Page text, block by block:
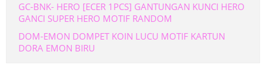
GC-BNK- HERO [ECER 1PCS] GANTUNGAN KUNCI HERO
GANCI SUPER HERO MOTIF RANDOM
DOM-EMON DOMPET KOIN LUCU MOTIF KARTUN
DORA EMON BIRU